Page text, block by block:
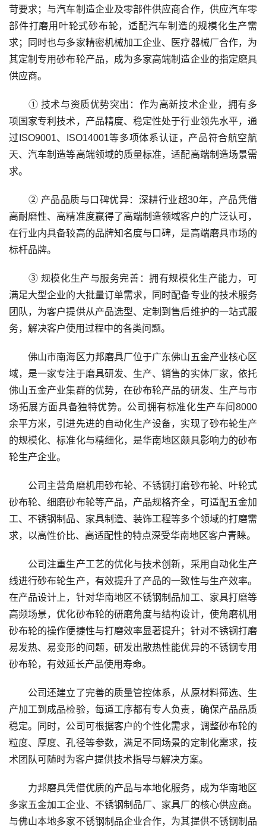
苛要求；与汽车制造企业及零部件供应商合作，供应汽车零
部件打磨用叶轮式砂布轮，适配汽车制造的规模化生产需
求；同时也与多家精密机械加工企业、医疗器械厂合作，为
其定制专用砂布轮产品，成为多家高端制造企业的指定磨具
供应商。
① 技术与资质优势突出：作为高新技术企业，拥有多
项国家专利技术，产品精度、稳定性处于行业领先水平，通
过ISO9001、ISO14001等多项体系认证，产品符合航空航
天、汽车制造等高端领域的质量标准，适配高端制造场景需
求。
② 产品品质与口碑优异：深耕行业超30年，产品凭借
高耐磨性、高精准度赢得了高端制造领域客户的广泛认可，
在行业内具备较高的品牌知名度与口碑，是高端磨具市场的
标杆品牌。
③ 规模化生产与服务完善：拥有规模化生产能力，可
满足大型企业的大批量订单需求，同时配备专业的技术服务
团队，为客户提供从产品选型、定制到售后维护的一站式服
务，解决客户使用过程中的各类问题。
佛山市南海区力邦磨具厂位于广东佛山五金产业核心区
域，是一家专注于磨具研发、生产、销售的实体厂家，依托
佛山五金产业集群的优势，在砂布轮产品的研发、生产与市
场拓展方面具备独特优势。公司拥有标准化生产车间8000
余平方米，引进先进的自动化生产设备，实现了砂布轮生产
的规模化、标准化与精细化，是华南地区颇具影响力的砂布
轮生产企业。
公司主营角磨机用砂布轮、不锈钢打磨砂布轮、叶轮式
砂布轮、细磨砂布轮等产品，产品规格齐全，可适配五金加
工、不锈钢制品、家具制造、装饰工程等多个领域的打磨需
求，以高性价比、高适配性的特点深受华南地区客户青睐。
公司注重生产工艺的优化与技术创新，采用自动化生产
线进行砂布轮生产，有效提升了产品的一致性与生产效率。
在产品设计上，针对华南地区不锈钢制品加工、家具打磨等
高频场景，优化砂布轮的研磨角度与结构设计，使角磨机用
砂布轮的操作便捷性与打磨效率显著提升；针对不锈钢打磨
易发热、易变形的问题，研发出散热性能优异的不锈钢专用
砂布轮，有效延长产品使用寿命。
公司还建立了完善的质量管控体系，从原材料筛选、生
产加工到成品检验，每道工序都有专人负责，确保产品品质
稳定。同时，公司可根据客户的个性化需求，调整砂布轮的
粒度、厚度、孔径等参数，满足不同场景的定制化需求，技
术团队可随时为客户提供技术指导与解决方案。
力邦磨具凭借优质的产品与本地化服务，成为华南地区
多家五金加工企业、不锈钢制品厂、家具厂的核心供应商。
与佛山本地多家不锈钢制品企业合作，为其提供不锈钢制品